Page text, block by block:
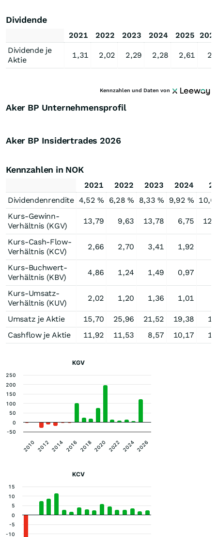
Dividende
2021 2022 2023 2024 2025
Dividende je
Aktie
1,31 2,02 2,29 2,28 2,61
Kennzahlen und Daten von
Aker BP Unternehmensprofil
Aker BP Insidertrades 2026
Kennzahlen in NOK
2021 2022 2023 2024
Dividendenrendite 4,52 % 6,28 % 8,33 % 9,92 %
Kurs-Gewinn-
Verhältnis (KGV)
13,79 9,63 13,78 6,75
Kurs-Cash-Flow-
Verhältnis (KCV)
2,66 2,70 3,41 1,92
Kurs-Buchwert-
Verhältnis (KBV)
4,86 1,24 1,49 0,97
Kurs-Umsatz-
Verhältnis (KUV)
2,02 1,20 1,36 1,01
Umsatz je Aktie 15,70 25,96 21,52 19,38
Cashflow je Aktie
11,92 11,53 8,57 10,17
KGV
2010 2012 2014 2016 2018 2020 2022 2024 2026
-50
0
50
100
150
200
250
KCV
-10
-5
0
5
10
15